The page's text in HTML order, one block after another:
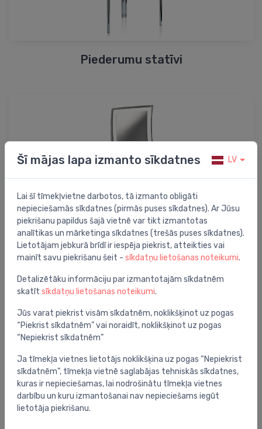
Piederumu statīvi
Kosmētikas spoguļi
Vannas istabas plauktiņi
Šī mājas lapa izmanto sīkdatnes LV
Lai šī tīmekļvietne darbotos, tā izmanto obligāti
nepieciešamās sīkdatnes (pirmās puses sīkdatnes). Ar Jūsu
piekrišanu papildus šajā vietnē var tikt izmantotas
analītikas un mārketinga sīkdatnes (trešās puses sīkdatnes).
Lietotājam jebkurā brīdī ir iespēja piekrist, atteikties vai
mainīt savu piekrišanu šeit - sīkdatņu lietošanas noteikumi.
Detalizētāku informāciju par izmantotajām sīkdatnēm
skatīt sīkdatņu lietošanas noteikumi.
Jūs varat piekrist visām sīkdatnēm, noklikšķinot uz pogas
“Piekrist sīkdatnēm” vai noraidīt, noklikšķinot uz pogas
“Nepiekrist sīkdatnēm”
Ja tīmekļa vietnes lietotājs noklikšķina uz pogas “Nepiekrist
sīkdatnēm”, tīmekļa vietnē saglabājas tehniskās sīkdatnes,
kuras ir nepieciešamas, lai nodrošinātu tīmekļa vietnes
darbību un kuru izmantošanai nav nepieciešams iegūt
lietotāja piekrišanu.